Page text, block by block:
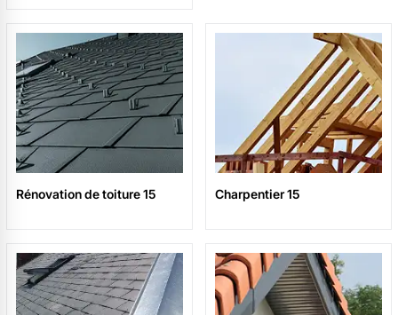
Rénovation de toiture 15 Charpentier 15